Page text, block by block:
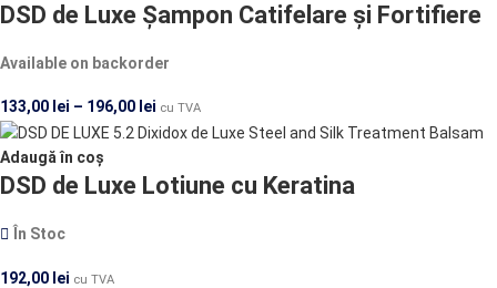
DSD de Luxe Șampon Catifelare și Fortifiere
Available on backorder
133,00 lei – 196,00 lei cu TVA
Adaugă în coș
DSD de Luxe Lotiune cu Keratina
În Stoc
192,00 lei cu TVA